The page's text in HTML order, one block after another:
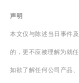
声明
本文仅与陈述当日事件
的，更不应被理解为就
如欲了解任何公司产品